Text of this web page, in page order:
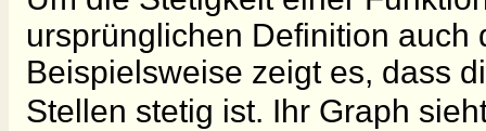
ursprünglichen Definition
Beispielsweise zeigt es, dass
Stellen stetig ist. Ihr Graph